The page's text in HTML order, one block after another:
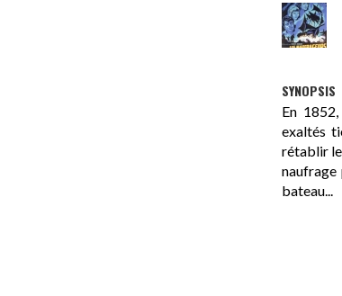
SYNOPSIS
En
exaltés
rétablir le
bateau...